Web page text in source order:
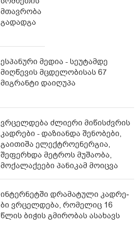
მთავრობა
გადადგა
ესპანური მედია - სეუტამდე
მიღწევის მცდელობისას 67
მიგრანტი დაიღუპა
ვრცელდება ძლიერი მიწისძვრის
კადრები - დაზიანდა შენობები,
გაითიშა ელექტროენერგია,
შეფერხდა მეტროს მუშაობა,
მოქალაქეები პანიკამ მოიცვა
ინ­ტერ­ნეტ­ში დრა­მა­ტუ­ლი კად­რე­
ბი ვრცელდება, რომელიც 16
წლის ბიჭის გმირობას ასახავს